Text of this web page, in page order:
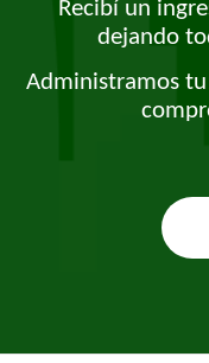
Recibí un
dejando
Administramos